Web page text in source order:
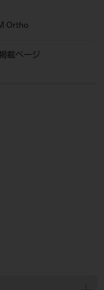
Ortho
載ページ